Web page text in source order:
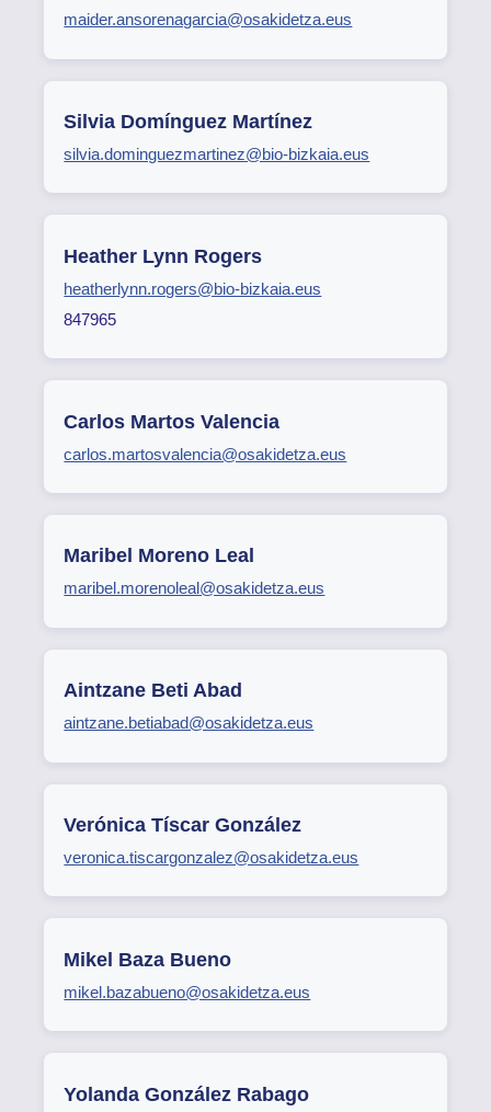
maider.ansorenagarcia@osakidetza.eus
Silvia Domínguez Martínez
silvia.dominguezmartinez@bio-bizkaia.eus
Heather Lynn Rogers
heatherlynn.rogers@bio-bizkaia.eus
847965
Carlos Martos Valencia
carlos.martosvalencia@osakidetza.eus
Maribel Moreno Leal
maribel.morenoleal@osakidetza.eus
Aintzane Beti Abad
aintzane.betiabad@osakidetza.eus
Verónica Tíscar González
veronica.tiscargonzalez@osakidetza.eus
Mikel Baza Bueno
mikel.bazabueno@osakidetza.eus
Yolanda González Rabago